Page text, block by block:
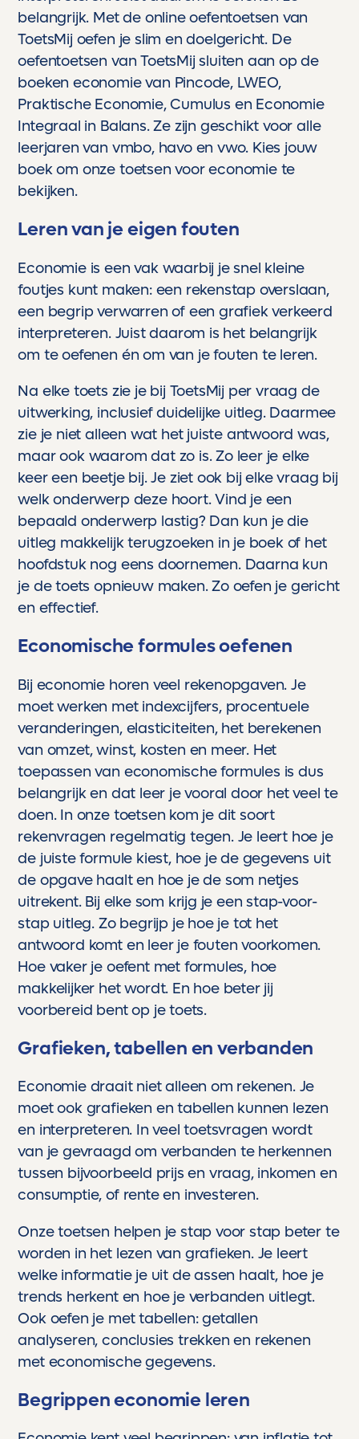
maar echt professioneel materiaal waar
scholen jaloers op zouden zijn.
Voor ons is Toetsmij niet zomaar een
hulpmiddel. Het is een partner in de
ontwikkeling van onze kinderen. Een stille
kracht die hen helpt groeien, bloeien en boven
zichzelf uitstijgen.
En als trotse ouder kan ik maar één ding
zeggen:
Dankjewel, Toetsmij. Jullie maken écht het
belangrijk. Met de online oefentoetsen van
ToetsMij oefen je slim en doelgericht. De
oefentoetsen van ToetsMij sluiten aan op de
boeken economie van Pincode, LWEO,
Praktische Economie, Cumulus en Economie
Integraal in Balans. Ze zijn geschikt voor alle
leerjaren van vmbo, havo en vwo. Kies jouw
boek om onze toetsen voor economie te
bekijken.
Leren van je eigen fouten
Economie is een vak waarbij je snel kleine
foutjes kunt maken: een rekenstap overslaan,
een begrip verwarren of een grafiek verkeerd
interpreteren. Juist daarom is het belangrijk
om te oefenen én om van je fouten te leren.
Na elke toets zie je bij ToetsMij per vraag de
uitwerking, inclusief duidelijke uitleg. Daarmee
zie je niet alleen wat het juiste antwoord was,
maar ook waarom dat zo is. Zo leer je elke
keer een beetje bij. Je ziet ook bij elke vraag bij
welk onderwerp deze hoort. Vind je een
bepaald onderwerp lastig? Dan kun je die
uitleg makkelijk terugzoeken in je boek of het
hoofdstuk nog eens doornemen. Daarna kun
je de toets opnieuw maken. Zo oefen je gericht
en effectief.
Economische formules oefenen
Bij economie horen veel rekenopgaven. Je
moet werken met indexcijfers, procentuele
veranderingen, elasticiteiten, het berekenen
van omzet, winst, kosten en meer. Het
toepassen van economische formules is dus
belangrijk en dat leer je vooral door het veel te
doen. In onze toetsen kom je dit soort
rekenvragen regelmatig tegen. Je leert hoe je
de juiste formule kiest, hoe je de gegevens uit
de opgave haalt en hoe je de som netjes
uitrekent. Bij elke som krijg je een stap-voor-
stap uitleg. Zo begrijp je hoe je tot het
antwoord komt en leer je fouten voorkomen.
Hoe vaker je oefent met formules, hoe
makkelijker het wordt. En hoe beter jij
voorbereid bent op je toets.
Grafieken, tabellen en verbanden
Economie draait niet alleen om rekenen. Je
moet ook grafieken en tabellen kunnen lezen
en interpreteren. In veel toetsvragen wordt
van je gevraagd om verbanden te herkennen
tussen bijvoorbeeld prijs en vraag, inkomen en
consumptie, of rente en investeren.
Onze toetsen helpen je stap voor stap beter te
worden in het lezen van grafieken. Je leert
welke informatie je uit de assen haalt, hoe je
trends herkent en hoe je verbanden uitlegt.
Ook oefen je met tabellen: getallen
analyseren, conclusies trekken en rekenen
met economische gegevens.
Begrippen economie leren